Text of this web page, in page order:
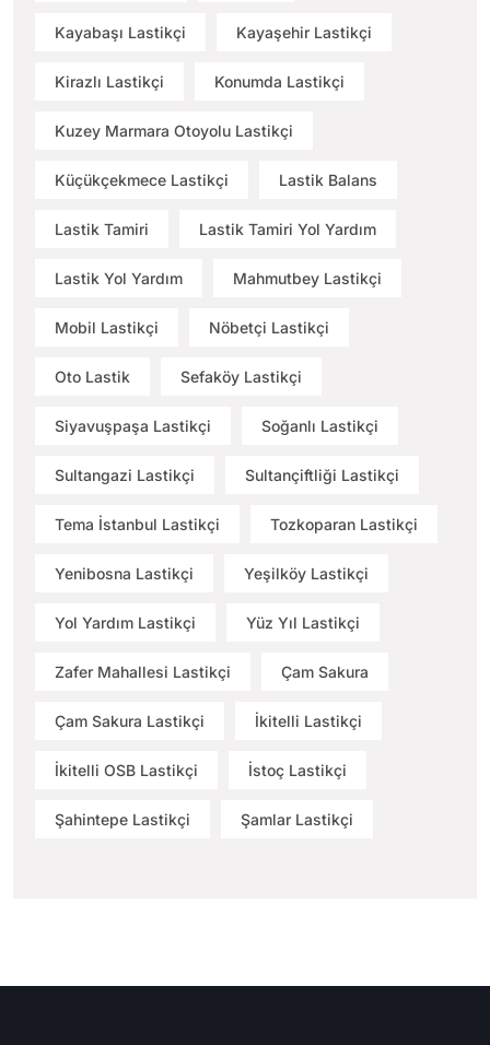
Kayabaşı Lastikçi Kayaşehir Lastikçi
Kirazlı Lastikçi Konumda Lastikçi
Kuzey Marmara Otoyolu Lastikçi
Küçükçekmece Lastikçi Lastik Balans
Lastik Tamiri Lastik Tamiri Yol Yardım
Lastik Yol Yardım Mahmutbey Lastikçi
Mobil Lastikçi Nöbetçi Lastikçi
Oto Lastik Sefaköy Lastikçi
Siyavuşpaşa Lastikçi Soğanlı Lastikçi
Sultangazi Lastikçi Sultançiftliği Lastikçi
Tema İstanbul Lastikçi Tozkoparan Lastikçi
Yenibosna Lastikçi Yeşilköy Lastikçi
Yol Yardım Lastikçi Yüz Yıl Lastikçi
Zafer Mahallesi Lastikçi Çam Sakura
Çam Sakura Lastikçi İkitelli Lastikçi
İkitelli OSB Lastikçi İstoç Lastikçi
Şahintepe Lastikçi Şamlar Lastikçi